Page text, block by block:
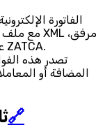
الفاتورة
عبر نظام فوترة إلكتروني متوافق مع مواصفات ZATCA.
تصدر هذه
المضافة أو
🔗